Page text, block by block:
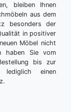
bleiben Ihnen
aus dem
besonders der
in positiver
Möbel nicht
haben Sie vom
bis zur
lediglich einen